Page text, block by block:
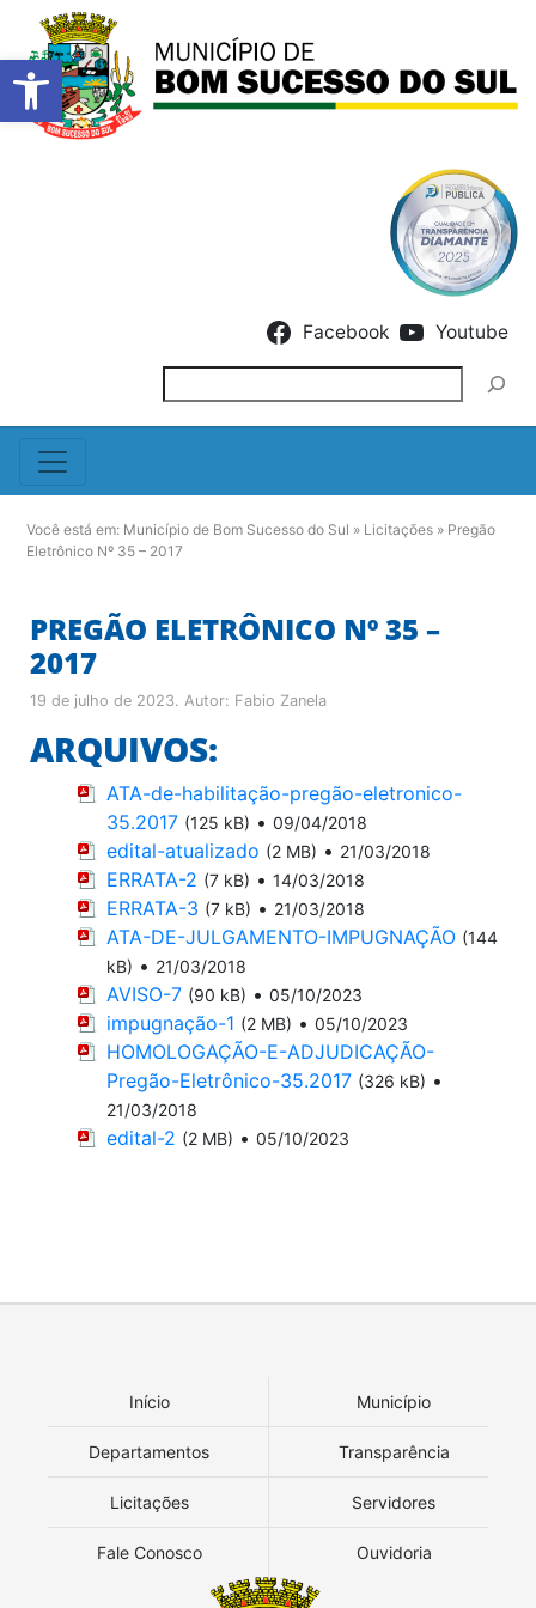
Barra de Ferramentas
Facebook Youtube
Você está em: Município de Bom Sucesso do Sul » Licitações » Pregão
Eletrônico Nº 35 – 2017
PREGÃO ELETRÔNICO Nº 35 –
2017
19 de julho de 2023. Autor: Fabio Zanela
ARQUIVOS:
ATA-de-habilitação-pregão-eletronico-
35.2017 (125 kB) • 09/04/2018
edital-atualizado (2 MB) • 21/03/2018
ERRATA-2 (7 kB) • 14/03/2018
ERRATA-3 (7 kB) • 21/03/2018
ATA-DE-JULGAMENTO-IMPUGNAÇÃO (144
kB) • 21/03/2018
AVISO-7 (90 kB) • 05/10/2023
impugnação-1 (2 MB) • 05/10/2023
HOMOLOGAÇÃO-E-ADJUDICAÇÃO-
Pregão-Eletrônico-35.2017 (326 kB) •
21/03/2018
edital-2 (2 MB) • 05/10/2023
Início Município
Departamentos Transparência
Licitações Servidores
Fale Conosco Ouvidoria